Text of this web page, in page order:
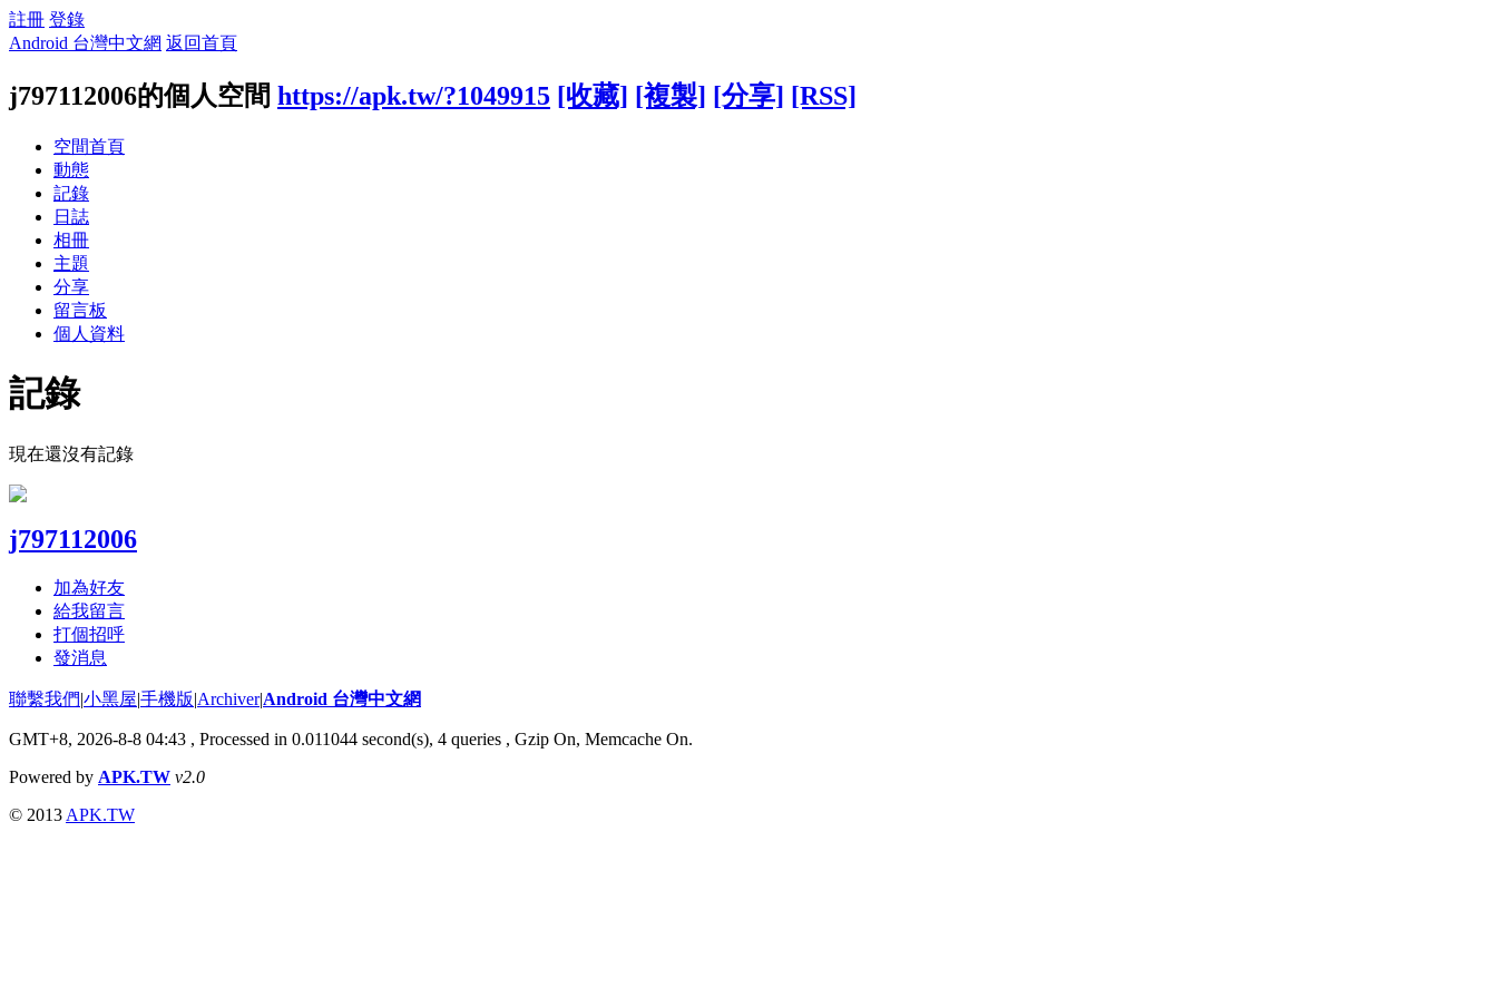
註冊 登錄
Android 台灣中文網 返回首頁
j797112006的個人空間 https://apk.tw/?1049915 [收藏] [複製] [分享] [RSS]
空間首頁
動態
記錄
日誌
相冊
主題
分享
留言板
個人資料
記錄
現在還沒有記錄
j797112006
加為好友
給我留言
打個招呼
發消息
聯繫我們|小黑屋|手機版|Archiver|Android 台灣中文網
GMT+8, 2026-8-8 04:43 , Processed in 0.011044 second(s), 4 queries , Gzip On, Memcache On.
Powered by APK.TW v2.0
© 2013 APK.TW